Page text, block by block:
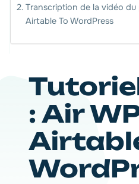
: Air
Transcription de la vidéo
Airtable To WordPress